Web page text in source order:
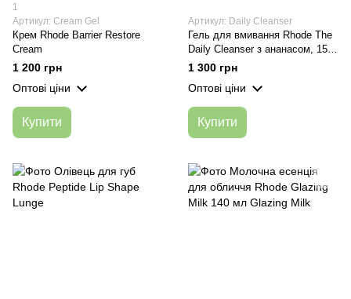
1
Артикул: Cream Gel
Крем Rhode Barrier Restore
Cream
1 200 грн
Оптові ціни
Купити
Артикул: Daily Cleanser
Гель для вмивання Rhode The
Daily Cleanser з ананасом, 150
мл
1 300 грн
Оптові ціни
Купити